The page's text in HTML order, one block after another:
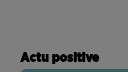
Actu positive